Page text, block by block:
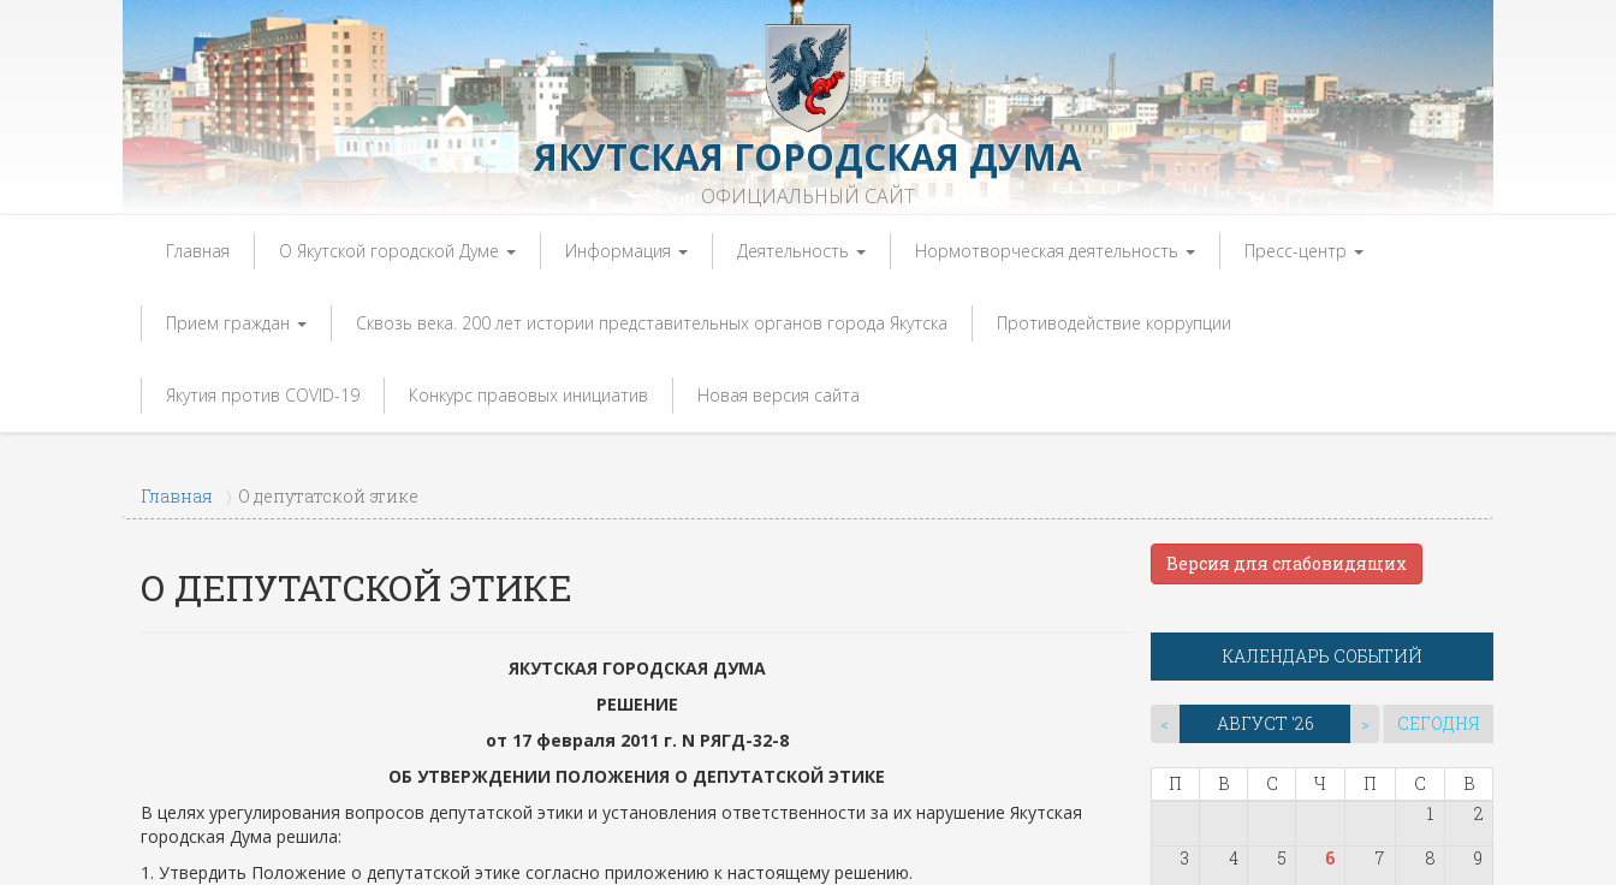
ЯКУТСКАЯ ГОРОДСКАЯ ДУМА
ОФИЦИАЛЬНЫЙ САЙТ
Главная О Якутской городской Думе Информация Деятельность Нормотворческая деятельность Пресс-центр
Прием граждан Сквозь века. 200 лет истории представительных органов города Якутска Противодействие коррупции
Якутия против COVID-19 Конкурс правовых инициатив Новая версия сайта
Главная О депутатской этике
О ДЕПУТАТСКОЙ ЭТИКЕ
ЯКУТСКАЯ ГОРОДСКАЯ ДУМА
РЕШЕНИЕ
от 17 февраля 2011 г. N РЯГД-32-8
ОБ УТВЕРЖДЕНИИ ПОЛОЖЕНИЯ О ДЕПУТАТСКОЙ ЭТИКЕ
В целях урегулирования вопросов депутатской этики и установления ответственности за их нарушение Якутская
городская Дума решила:
1. Утвердить Положение о депутатской этике согласно приложению к настоящему решению.
Версия для слабовидящих
КАЛЕНДАРЬ СОБЫТИЙ
< АВГУСТ '26 > СЕГОДНЯ
П В С Ч П С
В
1
2
3
4 5 6 7 8
9